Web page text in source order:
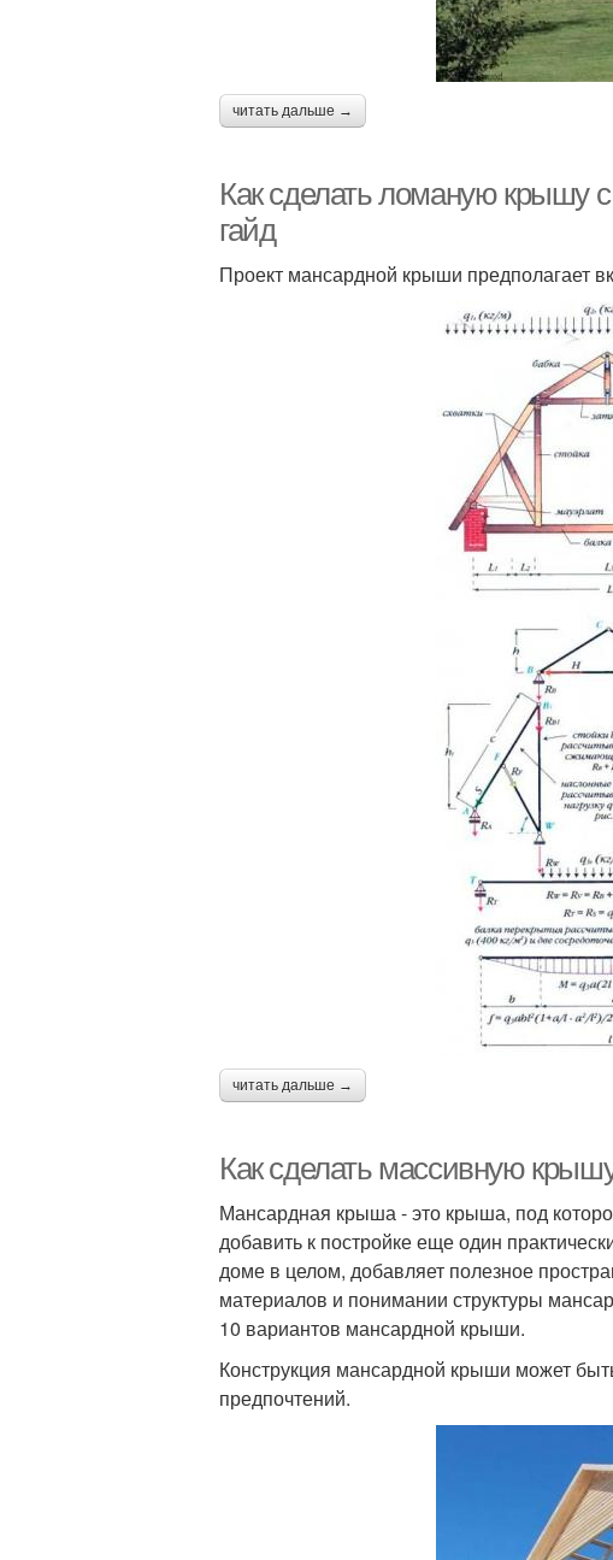
читать дальше →
Как сделать ломаную крышу
гайд
Проект мансардной крыши предполагает
читать дальше →
Как сделать массивную
Мансардная крыша - это крыша, под
добавить к постройке еще один
доме в целом, добавляет полезное
материалов и понимании структуры
10 вариантов мансардной крыши.
Конструкция мансардной крыши может
предпочтений.